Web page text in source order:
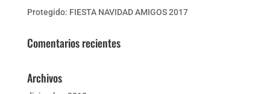
Protegido: FIESTA NAVIDAD AMIGOS 2017
Comentarios recientes
Archivos